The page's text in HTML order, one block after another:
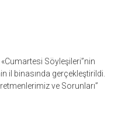
Söyleşileri”nin
il binasında gerçekleştirildi.
ve Sorunları”